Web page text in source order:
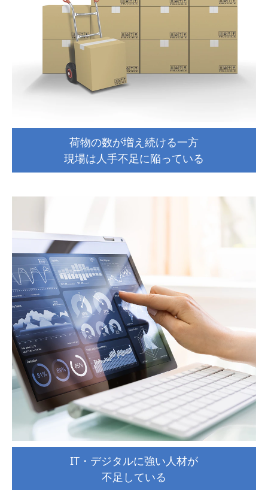
荷物の数が増え続ける一方
現場は人手不足に陥っている
IT・デジタルに強い人材が
不足している